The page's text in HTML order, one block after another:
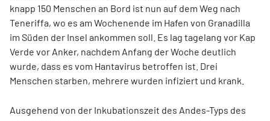
knapp 150 Menschen an Bord ist nun auf dem Weg nach
Teneriffa, wo es am Wochenende im Hafen von Granadilla
im Süden der Insel ankommen soll. Es lag tagelang vor Kap
Verde vor Anker, nachdem Anfang der Woche deutlich
wurde, dass es vom Hantavirus betroffen ist. Drei
Menschen starben, mehrere wurden infiziert und krank.
Ausgehend von der Inkubationszeit des Andes-Typs des